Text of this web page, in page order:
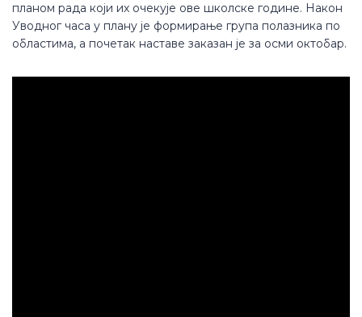
планом рада који их очекује ове школске године. Након
Уводног часа у плану је формирање група полазника по
областима, а почетак наставе заказан је за осми октобар.